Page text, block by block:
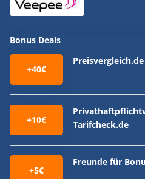
Bonus Deals
+40€
+10€
Tarifcheck.de
+5€
Freunde für